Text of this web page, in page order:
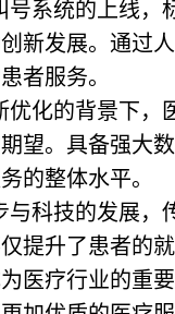
号系统的上线
新发展。通过
者服务。
优化的背景下，
望。具备强大
的整体水平。
与科技的发展
提升了患者的
医疗行业的重